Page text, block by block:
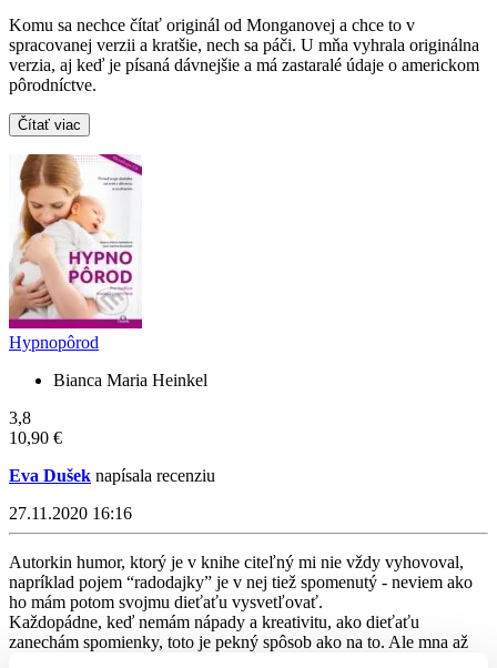
Komu sa nechce čítať originál od Monganovej a chce to v
spracovanej verzii a kratšie, nech sa páči. U mňa vyhrala originálna
verzia, aj keď je písaná dávnejšie a má zastaralé údaje o americkom
pôrodníctve.
Čítať viac
Hypnopôrod
Bianca Maria Heinkel
3,8
10,90 €
Eva Dušek napísala recenziu
27.11.2020 16:16
Autorkin humor, ktorý je v knihe citeľný mi nie vždy vyhovoval,
napríklad pojem “radodajky” je v nej tiež spomenutý - neviem ako
ho mám potom svojmu dieťaťu vysvetľovať.
Každopádne, keď nemám nápady a kreativitu, ako dieťaťu
zanechám spomienky, toto je pekný spôsob ako na to. Ale mna až